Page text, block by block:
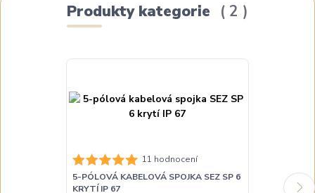
Produkty kategorie 2
11 hodnocení
5-PÓLOVÁ KABELOVÁ SPOJKA SEZ SP 6
KRYTÍ IP 67
1-PÓLOVÁ
35 KRYTÍ IP 67